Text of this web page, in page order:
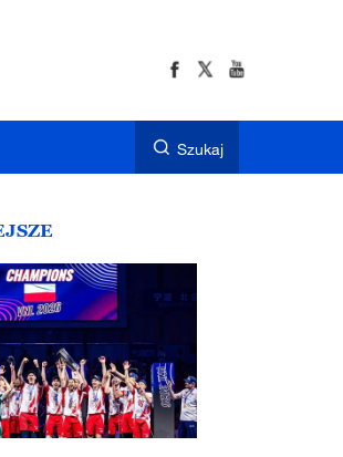
Szukaj